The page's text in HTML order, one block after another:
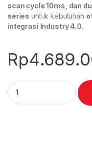
scan cycle 10ms, dan
series untuk kebutuhan
integrasi Industry 4.0.
Rp
Modbus TCP Edge I/O